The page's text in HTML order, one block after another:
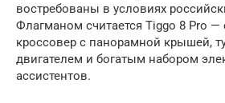
востребованы в условиях
Флагманом считается Tiggo 8 Pro
кроссовер с панорамной крышей,
двигателем и богатым набором
ассистентов.